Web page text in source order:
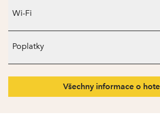
Wi-Fi
Poplatky
Všechny informace o